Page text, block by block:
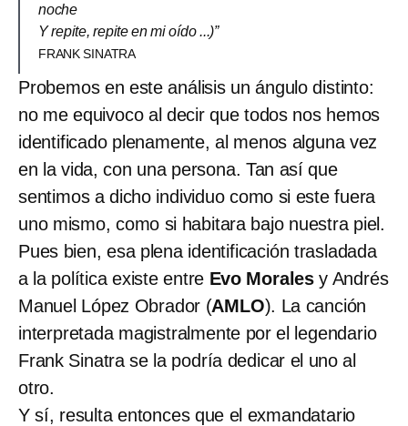
noche
Y repite, repite en mi oído ...)”
FRANK SINATRA
Probemos en este análisis un ángulo distinto:
no me equivoco al decir que todos nos hemos
identificado plenamente, al menos alguna vez
en la vida, con una persona. Tan así que
sentimos a dicho individuo como si este fuera
uno mismo, como si habitara bajo nuestra piel.
Pues bien, esa plena identificación trasladada
a la política existe entre Evo Moralesy Andrés
Manuel López Obrador (AMLO). La canción
interpretada magistralmente por el legendario
Frank Sinatra se la podría dedicar el uno al
otro.
Y sí, resulta entonces que el exmandatario